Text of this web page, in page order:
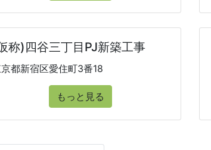
称)四谷三丁目PJ新築工事
都新宿区愛住町3番18
もっと見る